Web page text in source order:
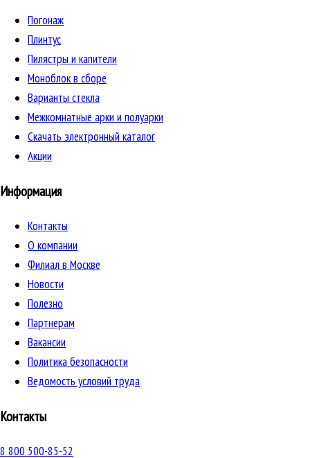
Погонаж
Плинтус
Пилястры и капители
Моноблок в сборе
Варианты стекла
Межкомнатные арки и полуарки
Скачать электронный каталог
Акции
Информация
Контакты
О компании
Филиал в Москве
Новости
Полезно
Партнерам
Вакансии
Политика безопасности
Ведомость условий труда
Контакты
8 800 500-85-52